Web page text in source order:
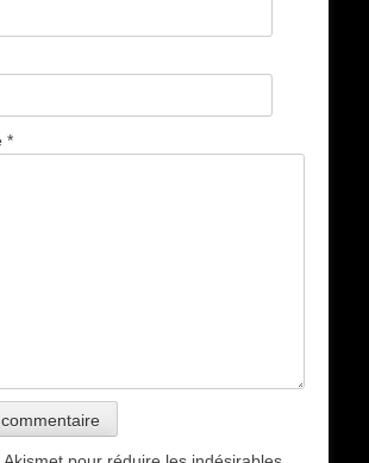
*